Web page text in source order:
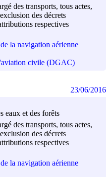
des transports, tous actes,
des décrets
respectives
la navigation aérienne
civile (DGAC)
eaux et des forêts
des transports, tous actes,
des décrets
respectives
la navigation aérienne
23/06/2016